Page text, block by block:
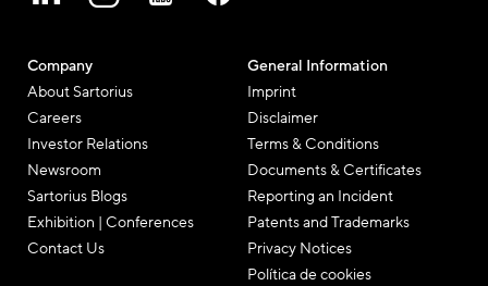
Company
About Sartorius
Careers
Investor Relations
Newsroom
Sartorius Blogs
Exhibition | Conferences
Contact Us
General Information
Imprint
Disclaimer
Terms & Conditions
Documents & Certificates
Reporting an Incident
Patents and Trademarks
Privacy Notices
Política de cookies